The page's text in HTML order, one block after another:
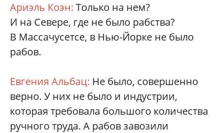
Ариэль Коэн: Только на нем?
И на Севере, где не было рабства?
В Массачусетсе, в Нью-Йорке не было
рабов.
Евгения Альбац: Не было, совершенно
верно. У них не было и индустрии,
которая требовала большого количества
ручного труда. А рабов завозили